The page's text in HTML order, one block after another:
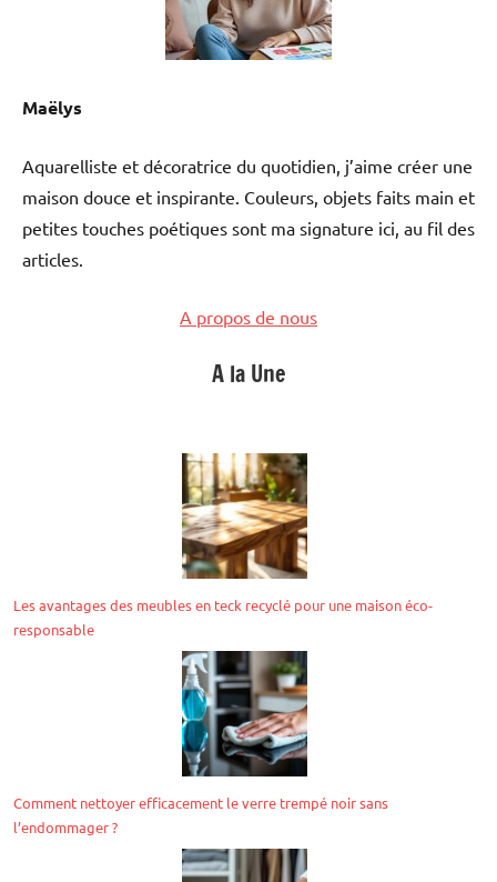
Maëlys
Aquarelliste et décoratrice du quotidien, j’aime créer une
maison douce et inspirante. Couleurs, objets faits main et
petites touches poétiques sont ma signature ici, au fil des
articles.
A propos de nous
A la Une
Les avantages des meubles en teck recyclé pour une maison éco-
responsable
Comment nettoyer efficacement le verre trempé noir sans
l’endommager ?